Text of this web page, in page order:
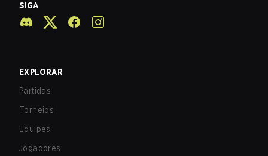
SIGA
EXPLORAR
Partidas
Torneios
Equipes
Jogadores